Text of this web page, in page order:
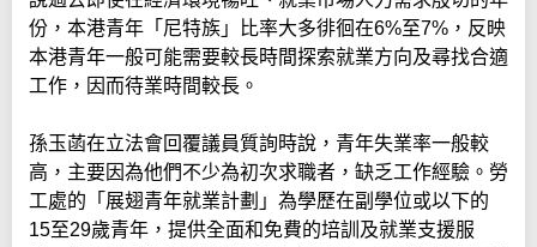
份，本港青年「尼特族」比率大多徘徊在6%至7%，反映
本港青年一般可能需要較長時間探索就業方向及尋找合適
工作，因而待業時間較長。
孫玉菡在立法會回覆議員質詢時說，青年失業率一般較
高，主要因為他們不少為初次求職者，缺乏工作經驗。勞
工處的「展翅青年就業計劃」為學歷在副學位或以下的
15至29歲青年，提供全面和免費的培訓及就業支援服